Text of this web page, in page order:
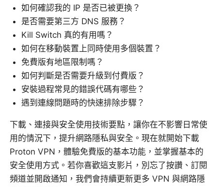
如何確認我的 IP 是否已被更換？
是否需要第三方 DNS 服務？
Kill Switch 真的有用嗎？
如何在移動裝置上同時使用多個裝置？
免費版有地區限制嗎？
如何判斷是否需要升級到付費版？
安裝過程常見的錯誤代碼有哪些？
遇到連線問題時的快速排除步驟？
下載、連接與安全使用技術要點，讓你在不影響日常使
用的情況下，提升網路隱私與安全。現在就開始下載
Proton VPN，體驗免費版的基本功能，並掌握基本的
安全使用方式。若你喜歡這支影片，別忘了按讚、訂閱
頻道並開啟通知，我們會持續更新更多 VPN 與網路隱